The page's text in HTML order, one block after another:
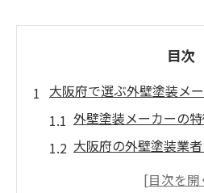
目次
大阪府で選ぶ外壁塗装メ
外壁塗装メーカーの
大阪府の外壁塗装業
外壁塗装で人気メー